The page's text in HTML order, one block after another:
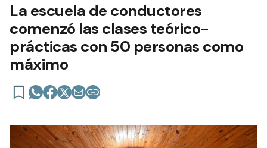
La escuela de conductores
comenzó las clases teórico-
prácticas con 50 personas como
máximo